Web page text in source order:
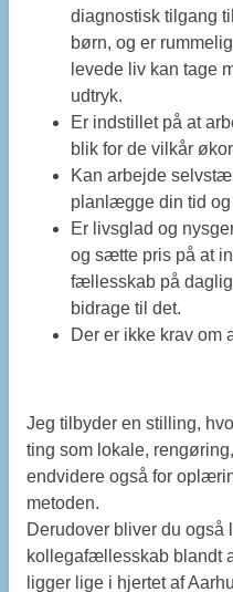
diagnostisk tilgang
børn, og er
levede liv kan tage
udtryk.
Er indstillet på at
blik for de vilkår
Kan arbejde
planlægge din tid
Er livsglad og
og sætte pris på at
fællesskab på
bidrage til det.
Der er ikke krav om
Jeg tilbyder en stilling,
ting som lokale,
endvidere også for
metoden.
Derudover bliver du også
kollegafællesskab blandt
ligger lige i hjertet af